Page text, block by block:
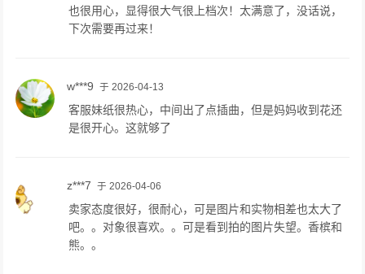
也很用心，显得很大气很上档次！太满意了，没话说，
下次需要再过来！
w***9 于 2026-04-13
客服妹纸很热心，中间出了点插曲，但是妈妈收到花还
是很开心。这就够了
z***7 于 2026-04-06
卖家态度很好，很耐心，可是图片和实物相差也太大了
吧。。对象很喜欢。。可是看到拍的图片失望。香槟和
熊。。